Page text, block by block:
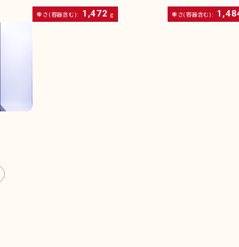
重さ(容器含む): 1,472 g 重さ(容器含む):